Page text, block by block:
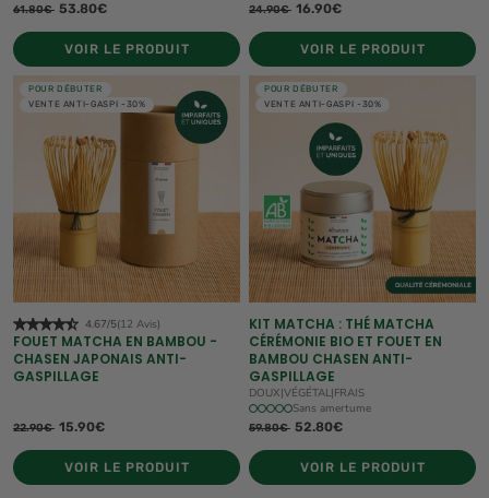
61.80€ 53.80€
VOIR LE PRODUIT
24.90€ 16.90€
VOIR LE PRODUIT
POUR DÉBUTER
VENTE ANTI-GASPI -30%
4.67/5(12 Avis)
FOUET MATCHA EN BAMBOU -
CHASEN JAPONAIS ANTI-
GASPILLAGE
22.90€ 15.90€
VOIR LE PRODUIT
POUR DÉBUTER
VENTE ANTI-GASPI -30%
KIT MATCHA : THÉ MATCHA
CÉRÉMONIE BIO ET FOUET EN
BAMBOU CHASEN ANTI-
GASPILLAGE
DOUX|VÉGÉTAL|FRAIS
Sans amertume
59.80€ 52.80€
VOIR LE PRODUIT